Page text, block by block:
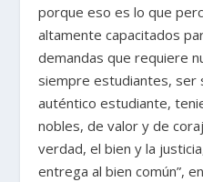
porque eso es lo que
altamente capacitados
demandas que requiere
siempre estudiantes, ser
auténtico estudiante,
nobles, de valor y de
verdad, el bien y la
entrega al bien común”,